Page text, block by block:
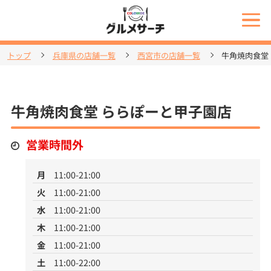
トップ 兵庫県の店舗一覧 西宮市の店舗一覧 牛角焼肉食
牛角焼肉食堂 ららぽーと甲子園店
営業時間外
月
11:00-21:00
火
11:00-21:00
水
11:00-21:00
木
11:00-21:00
金
11:00-21:00
土
11:00-22:00